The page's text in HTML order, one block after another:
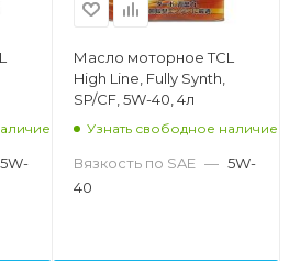
5W-
Масло моторное TCL
High Line, Fully Synth,
SP/CF, 5W-40, 4л
Узнать свободное наличие
Вязкость по SAE — 5W-
40